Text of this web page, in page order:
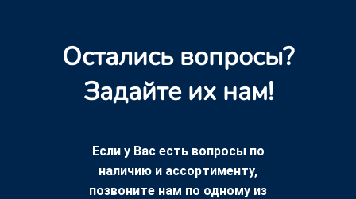
Остались вопросы?
Задайте их нам!
Если у Вас есть вопросы по
наличию и ассортименту,
позвоните нам по одному из